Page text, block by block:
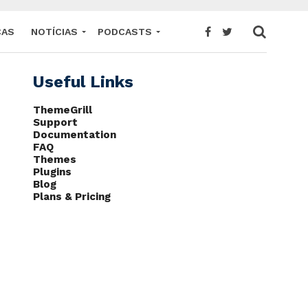
NOTÍCIAS PODCASTS
Useful Links
ThemeGrill
Support
Documentation
FAQ
Themes
Plugins
Blog
Plans & Pricing